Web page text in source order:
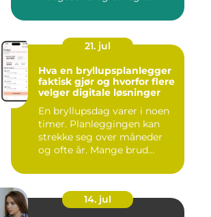
21. jul
Hva en bryllupsplanlegger
faktisk gjør og hvorfor flere
velger digitale løsninger
En bryllupsdag varer i noen
timer. Planleggingen kan
strekke seg over måneder
og ofte år. Mange brud...
14. jul